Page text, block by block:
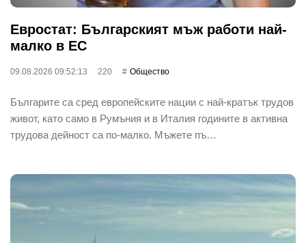
Евростат: Българският мъж работи най-
малко в ЕС
09.08.2026 09:52:13 220 Общество
Българите са сред европейските нации с най-кратък трудов
живот, като само в Румъния и в Италия годините в активна
трудова дейност са по-малко. Мъжете пъ…